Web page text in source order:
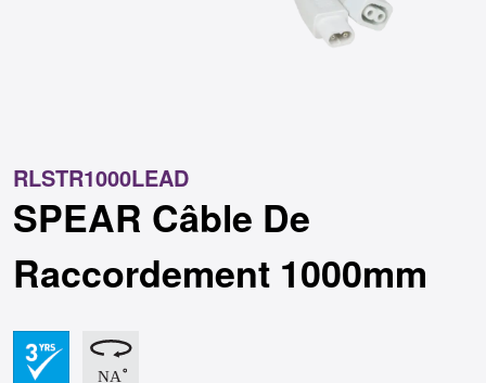
RLSTR1000LEAD
SPEAR Câble De
Raccordement 1000mm